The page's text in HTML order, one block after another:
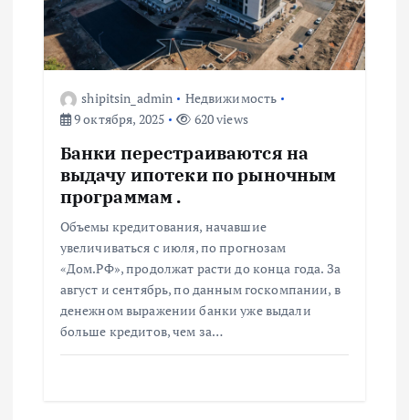
shipitsin_admin
Недвижимость
9 октября, 2025
620 views
Банки перестраиваются на
выдачу ипотеки по рыночным
программам .
Объемы кредитования, начавшие
увеличиваться с июля, по прогнозам
«Дом.РФ», продолжат расти до конца года. За
август и сентябрь, по данным госкомпании, в
денежном выражении банки уже выдали
больше кредитов, чем за…